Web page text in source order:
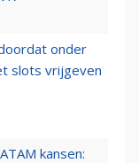
onder
slots vrijgeven
kansen: